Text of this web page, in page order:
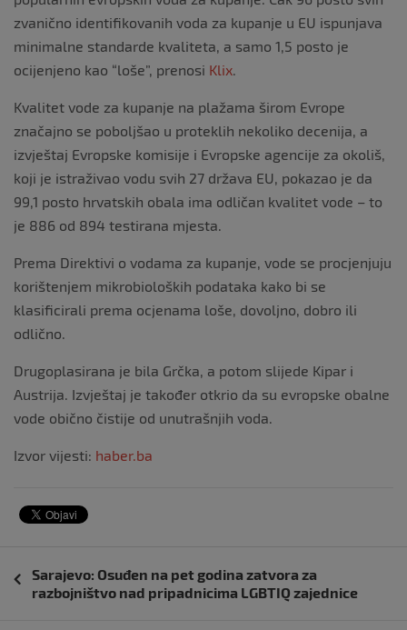
zvanično identifikovanih voda za kupanje u EU ispunjava
minimalne standarde kvaliteta, a samo 1,5 posto je
ocijenjeno kao “loše”, prenosi Klix
Kvalitet vode za kupanje na plažama širom Evrope
značajno se poboljšao u proteklih nekoliko decenija, a
izvještaj Evropske komisije i Evropske agencije za okoliš,
koji je istraživao vodu svih 27 država EU, pokazao je da
99,1 posto hrvatskih obala ima odličan kvalitet vode – to
je 886 od 894 testirana mjesta.
Prema Direktivi o vodama za kupanje, vode se procjenjuju
korištenjem mikrobioloških podataka kako bi se
klasificirali prema ocjenama loše, dovoljno, dobro ili
odlično.
Drugoplasirana je bila Grčka, a potom slijede Kipar i
Austrija. Izvještaj je također otkrio da su evropske obalne
vode obično čistije od unutrašnjih voda.
Izvor vijesti: haber.ba
objava
Sarajevo: Osuđen na pet godina zatvora za
razbojništvo nad pripadnicima LGBTIQ zajednice